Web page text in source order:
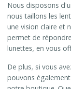
Nous disposons
nous taillons les
une vision claire et
permet de
lunettes, en vous
De plus, si vous
pouvons